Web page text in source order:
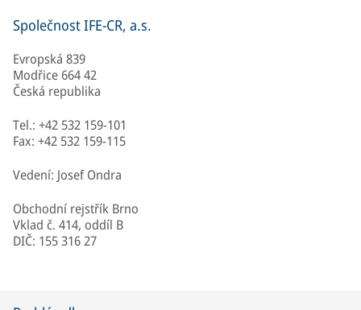
Společnost IFE-CR, a.s.
Evropská 839
Modřice 664 42
Česká republika
Tel.: +42 532 159-101
Fax: +42 532 159-115
Vedení: Josef Ondra
Obchodní rejstřík Brno
Vklad č. 414, oddíl B
DIČ: 155 316 27